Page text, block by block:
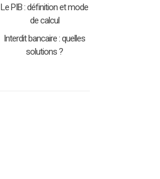
Le PIB : définition et mode
de calcul
Interdit bancaire : quelles
solutions ?